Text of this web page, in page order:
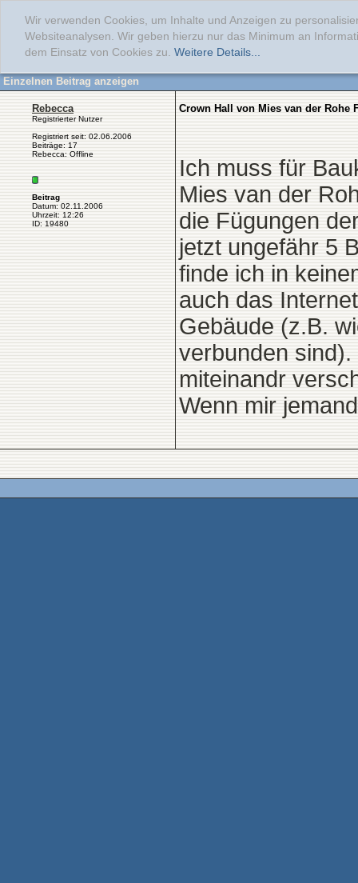
Wir verwenden Cookies, um Inhalte und Anzeigen zu
Websiteanalysen. Wir geben hierzu nur das Minimum an
dem Einsatz von Cookies zu. Weitere Details...
Einzelnen Beitrag anzeigen
Rebecca
Registrierter Nutzer
Registriert seit: 02.06.2006
Beiträge: 17
Rebecca: Offline
Beitrag
Datum: 02.11.2006
Uhrzeit: 12:26
ID: 19480
Crown Hall von Mies van der Rohe
Ich muss für
Mies van der
die Fügungen
jetzt ungefähr 5
finde ich in
auch das
Gebäude (z.B.
verbunden
miteinandr
Wenn mir